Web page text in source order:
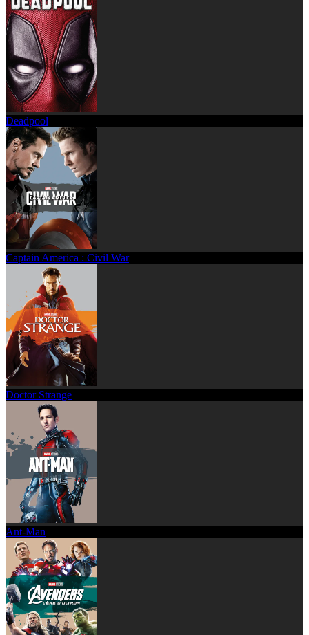
Deadpool
Captain America : Civil War
Doctor Strange
Ant-Man